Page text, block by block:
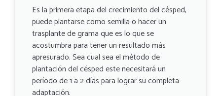
Es la primera etapa del crecimiento del césped,
puede plantarse como semilla o hacer un
trasplante de grama que es lo que se
acostumbra para tener un resultado más
apresurado. Sea cual sea el método de
plantación del césped este necesitará un
período de 1 a 2 días para lograr su completa
adaptación.